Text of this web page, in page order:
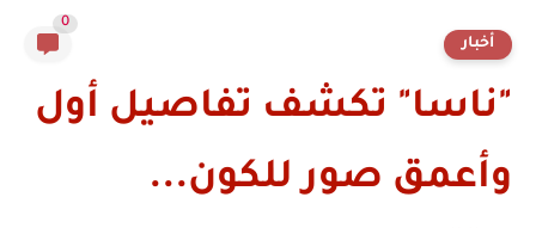
أخبار
0
"ناسا" تكشف تفاصيل أول
وأعمق صور للكون...